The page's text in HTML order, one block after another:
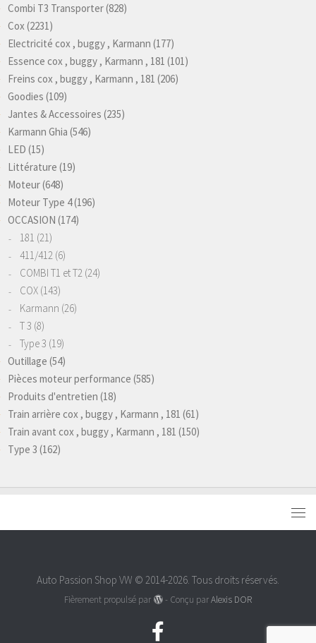
Combi T3 Transporter(828)
Cox (2231)
Electricité cox , buggy , Karmann (177)
Essence cox , buggy , Karmann , 181 (101)
Freins cox , buggy , Karmann , 181 (206)
Goodies (109)
Jantes & Accessoires (235)
Karmann Ghia (546)
LED (15)
Littérature (19)
Moteur(648)
Moteur Type 4(196)
OCCASION (174)
181 (21)
411/412 (6)
COMBI T1 et T2 (24)
COX (143)
Karmann (26)
T 3 (8)
Type 3 (19)
Outillage (54)
Pièces moteur performance (585)
Produits d'entretien (18)
Train arrière cox , buggy , Karmann , 181 (61)
Train avant cox , buggy , Karmann , 181 (150)
Type 3 (162)
Auto Passion Shop VW © 2014-2026. Tous droits réservés.
Fièrement propulsé par - Conçu parAlexis DOR